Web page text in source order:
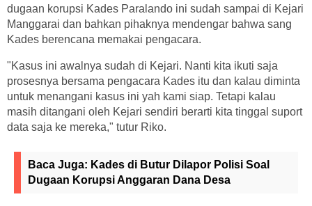
dugaan korupsi Kades Paralando ini sudah sampai di Kejari
Manggarai dan bahkan pihaknya mendengar bahwa sang
Kades berencana memakai pengacara.
"Kasus ini awalnya sudah di Kejari. Nanti kita ikuti saja
prosesnya bersama pengacara Kades itu dan kalau diminta
untuk menangani kasus ini yah kami siap. Tetapi kalau
masih ditangani oleh Kejari sendiri berarti kita tinggal suport
data saja ke mereka," tutur Riko.
Baca Juga: Kades di Butur Dilapor Polisi Soal
Dugaan Korupsi Anggaran Dana Desa